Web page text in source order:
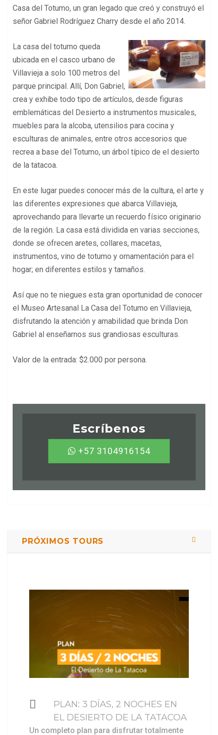
Casa del Totumo, un gran legado que creó y construyó el
señor Gabriel Rodríguez Charry desde el año 2014.
La casa del totumo queda
ubicada en el casco urbano de
Villavieja a solo 100 metros del
parque principal. Allí, Don Gabriel,
crea y exhibe todo tipo de artículos, desde figuras
emblemáticas del Desierto a instrumentos musicales,
muebles para la alcoba, utensilios para cocina y
esculturas de animales, entre otros accesorios que
recrea a base del Totumo, un árbol típico de el desierto
de la tatacoa.
En este lugar puedes conocer más de la cultura, el arte y
las diferentes expresiones que abarca Villavieja,
aprovechando para llevarte un recuerdo físico originario
de la región. La casa está dividida en varias secciones,
donde se ofrecen aretes, collares, macetas,
instrumentos, vino de totumo y ornamentación para el
hogar; en diferentes estilos y tamaños.
Así que no te niegues esta gran oportunidad de conocer
el Museo Artesanal La Casa del Totumo en Villavieja,
disfrutando la atención y amabilidad que brinda Don
Gabriel al enseñarnos sus grandiosas esculturas.
Valor de la entrada: $2.000 por persona.
Escríbenos
+57 3104916154
PRÓXIMOS TOURS
$ 449000
PLAN: 3 DÍAS, 2 NOCHES EN
EL DESIERTO DE LA TATACOA
Un completo plan para disfrutar totalmente